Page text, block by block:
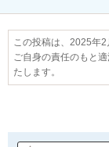
この投稿は、2025年2
ご自身の責任のもと
たします。